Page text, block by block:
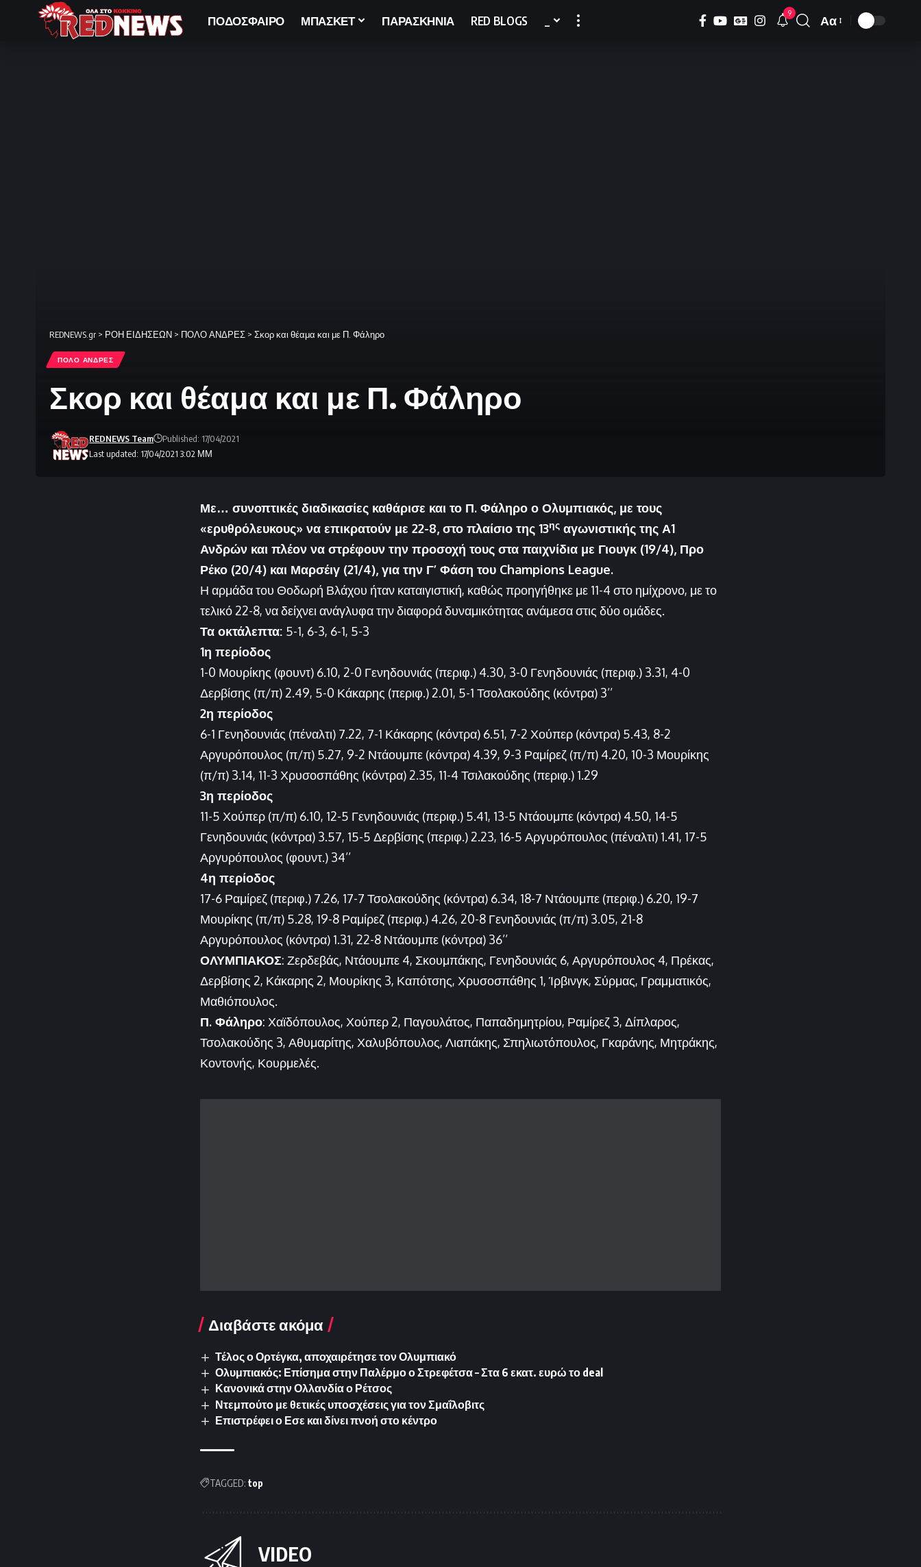
ΠΟΔΟΣΦΑΙΡΟ ΜΠΑΣΚΕΤ ΠΑΡΑΣΚΗΝΙΑ RED BLOGS 9
Font
Αα
REDNEWS.gr > ΡΟΗ ΕΙΔΗΣΕΩΝ > ΠΟΛΟ ΑΝΔΡΕΣ > Σκορ και θέαμα και με Π. Φάληρο
ΠΟΛΟ ΑΝΔΡΕΣ
Σκορ και θέαμα και με Π. Φάληρο
Last updated: 17/04/2021 3:02 ΜΜ
REDNEWS Team Published: 17/04/2021
Με… συνοπτικές διαδικασίες καθάρισε και το Π. Φάληρο ο Ολυμπιακός, με τους
«ερυθρόλευκους» να επικρατούν με 22-8, στο πλαίσιο της 13ης αγωνιστικής της Α1
Ανδρών και πλέον να στρέφουν την προσοχή τους στα παιχνίδια με Γιουγκ (19/4), Προ
Ρέκο (20/4) και Μαρσέιγ (21/4), για την Γ’ Φάση του Champions League.
Η αρμάδα του Θοδωρή Βλάχου ήταν καταιγιστική, καθώς προηγήθηκε με 11-4 στο ημίχρονο, με το
τελικό 22-8, να δείχνει ανάγλυφα την διαφορά δυναμικότητας ανάμεσα στις δύο ομάδες.
Τα οκτάλεπτα: 5-1, 6-3, 6-1, 5-3
1η περίοδος
1-0 Μουρίκης (φουντ) 6.10, 2-0 Γενηδουνιάς (περιφ.) 4.30, 3-0 Γενηδουνιάς (περιφ.) 3.31, 4-0
Δερβίσης (π/π) 2.49, 5-0 Κάκαρης (περιφ.) 2.01, 5-1 Τσολακούδης (κόντρα) 3’’
2η περίοδος
6-1 Γενηδουνιάς (πέναλτι) 7.22, 7-1 Κάκαρης (κόντρα) 6.51, 7-2 Χούπερ (κόντρα) 5.43, 8-2
Αργυρόπουλος (π/π) 5.27, 9-2 Ντάουμπε (κόντρα) 4.39, 9-3 Ραμίρεζ (π/π) 4.20, 10-3 Μουρίκης
(π/π) 3.14, 11-3 Χρυσοσπάθης (κόντρα) 2.35, 11-4 Τσιλακούδης (περιφ.) 1.29
3η περίοδος
11-5 Χούπερ (π/π) 6.10, 12-5 Γενηδουνιάς (περιφ.) 5.41, 13-5 Ντάουμπε (κόντρα) 4.50, 14-5
Γενηδουνιάς (κόντρα) 3.57, 15-5 Δερβίσης (περιφ.) 2.23, 16-5 Αργυρόπουλος (πέναλτι) 1.41, 17-5
Αργυρόπουλος (φουντ.) 34’’
4η περίοδος
17-6 Ραμίρεζ (περιφ.) 7.26, 17-7 Τσολακούδης (κόντρα) 6.34, 18-7 Ντάουμπε (περιφ.) 6.20, 19-7
Μουρίκης (π/π) 5.28, 19-8 Ραμίρεζ (περιφ.) 4.26, 20-8 Γενηδουνιάς (π/π) 3.05, 21-8
Αργυρόπουλος (κόντρα) 1.31, 22-8 Ντάουμπε (κόντρα) 36’’
ΟΛΥΜΠΙΑΚΟΣ: Ζερδεβάς, Ντάουμπε 4, Σκουμπάκης, Γενηδουνιάς 6, Αργυρόπουλος 4, Πρέκας,
Δερβίσης 2, Κάκαρης 2, Μουρίκης 3, Καπότσης, Χρυσοσπάθης 1, Ίρβινγκ, Σύρμας, Γραμματικός,
Μαθιόπουλος.
Π. Φάληρο: Χαϊδόπουλος, Χούπερ 2, Παγουλάτος, Παπαδημητρίου, Ραμίρεζ 3, Δίπλαρος,
Τσολακούδης 3, Αθυμαρίτης, Χαλυβόπουλος, Λιαπάκης, Σπηλιωτόπουλος, Γκαράνης, Μητράκης,
Κοντονής, Κουρμελές.
Διαβάστε ακόμα
Τέλος ο Ορτέγκα, αποχαιρέτησε τον Ολυμπιακό
Ολυμπιακός: Επίσημα στην Παλέρμο ο Στρεφέτσα – Στα 6 εκατ. ευρώ το deal
Κανονικά στην Ολλανδία ο Ρέτσος
Ντεμπούτο με θετικές υποσχέσεις για τον Σμαΐλοβιτς
Επιστρέφει ο Εσε και δίνει πνοή στο κέντρο
TAGGED: top
VIDEO